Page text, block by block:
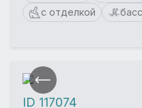
с отделкой
ID 117074